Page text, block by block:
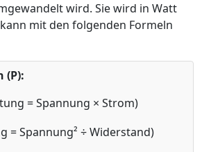
wird. Sie wird in Watt
mit den folgenden Formeln
(P):
= Spannung × Strom)
= Spannung² ÷ Widerstand)